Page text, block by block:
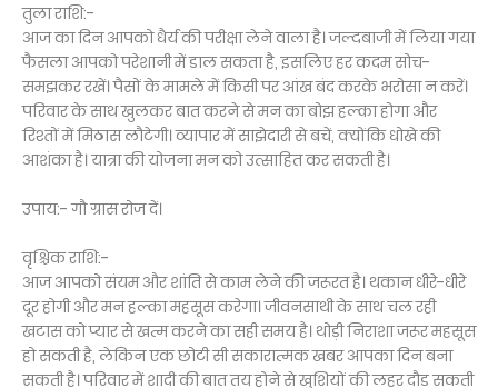
तुला राशि:-
आज का दिन आपको धैर्य की परीक्षा लेने वाला है। जल्दबाजी में लिया गया
फैसला आपको परेशानी में डाल सकता है, इसलिए हर कदम सोच-
समझकर रखें। पैसों के मामले में किसी पर आंख बंद करके भरोसा न करें।
परिवार के साथ खुलकर बात करने से मन का बोझ हल्का होगा और
रिश्तों में मिठास लौटेगी। व्यापार में साझेदारी से बचें, क्योंकि धोखे की
आशंका है। यात्रा की योजना मन को उत्साहित कर सकती है।
उपाय:- गौ ग्रास रोज दें।
वृश्चिक राशि:-
आज आपको संयम और शांति से काम लेने की जरूरत है। थकान धीरे-धीरे
दूर होगी और मन हल्का महसूस करेगा। जीवनसाथी के साथ चल रही
खटास को प्यार से खत्म करने का सही समय है। थोड़ी निराशा जरूर महसूस
हो सकती है, लेकिन एक छोटी सी सकारात्मक खबर आपका दिन बना
सकती है। परिवार में शादी की बात तय होने से खुशियों की लहर दौड़ सकती